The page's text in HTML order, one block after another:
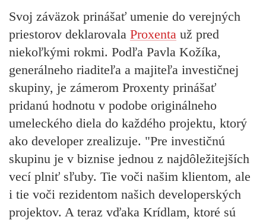
Svoj záväzok prinášať umenie do verejných
priestorov deklarovala Proxenta už pred
niekoľkými rokmi. Podľa Pavla Kožíka,
generálneho riaditeľa a majiteľa investičnej
skupiny, je zámerom Proxenty prinášať
pridanú hodnotu v podobe originálneho
umeleckého diela do každého projektu, ktorý
ako developer zrealizuje. "Pre investičnú
skupinu je v biznise jednou z najdôležitejších
vecí plniť sľuby. Tie voči našim klientom, ale
i tie voči rezidentom našich developerských
projektov. A teraz vďaka Krídlam, ktoré sú